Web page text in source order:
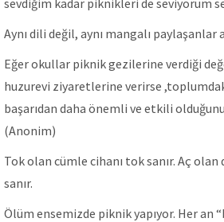
sevdiğim kadar piknikleri de seviyorum
Aynı dili değil, aynı mangalı paylaşanlar
Eğer okullar piknik gezilerine verdiği
huzurevi ziyaretlerine verirse
başarıdan daha önemli ve etkili
(Anonim)
Tok olan cümle cihanı tok sanır. Aç
sanır.
Ölüm ensemizde piknik yapıyor. Her an